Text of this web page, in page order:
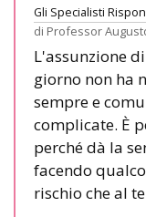
Gli Specialisti
di Professor
L'assunzione
giorno non ha
sempre e
complicate. È
perché dà la
facendo
rischio che al